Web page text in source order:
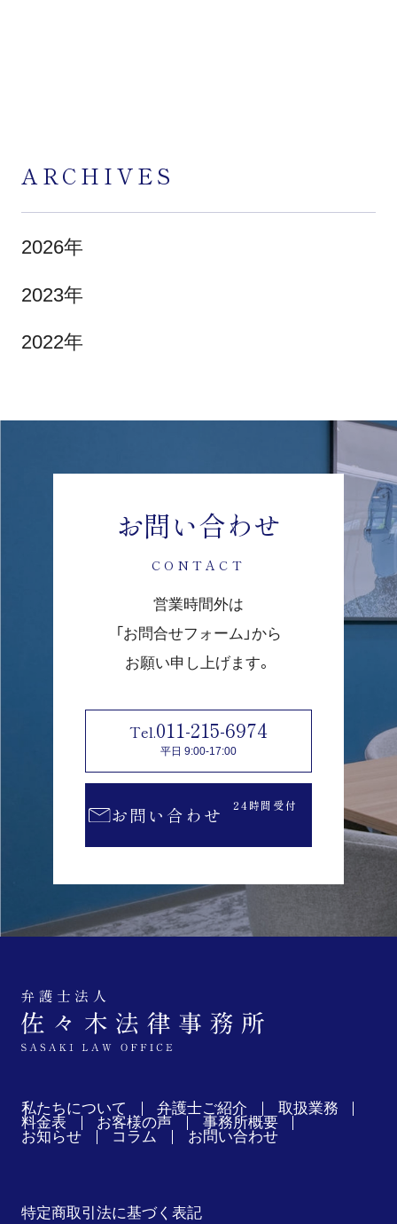
ARCHIVES
2026年
2023年
2022年
お問い合わせ
CONTACT
営業時間外は
「お問合せフォーム」から
お願い申し上げます。
011-215-6974
平日 9:00-17:00
お問い合わせ 24時間受付
私たちについて 弁護士ご紹介
取扱業務
料金表
お客様の声
事務所概要
お知らせ
コラム お問い合わせ
特定商取引法に基づく表記